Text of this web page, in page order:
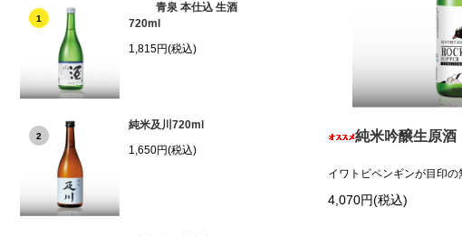
1
青泉 本仕込 生酒
720ml
1,815円(税込)
2
純米及川720ml
1,650円(税込)
純米吟醸生原
イワトビペンギンが目印の
4,070円(税込)